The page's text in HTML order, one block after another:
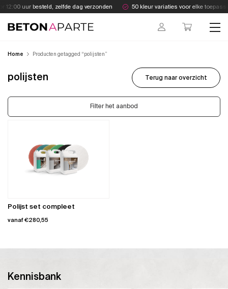
Skip
to
content
12:00 uur besteld, zelfde dag verzonden 50 kleur variaties voor elke
Beton Aparte
Home Producten getagged “polijsten”
polijsten Terug naar overzicht
Filter het aanbod
Polijst set compleet
vanaf€280,55
variaties.
Kennisbank